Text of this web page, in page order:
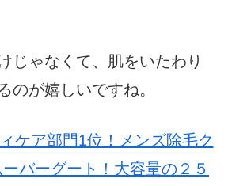
じゃなくて、肌をいたわり
のが嬉しいですね。
ケア部門1位！メンズ除毛ク
バーグート！大容量の２５